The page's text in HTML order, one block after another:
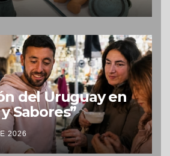
del Uruguay en
Sabores”
2026